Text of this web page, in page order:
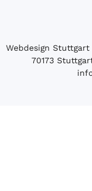
Webdesign Stuttgart
70173